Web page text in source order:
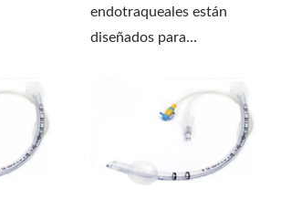
endotraqueales están
diseñados para
de vías respiratorias...